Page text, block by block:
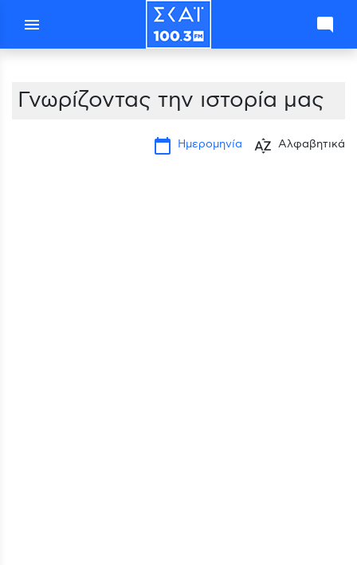
menu mode_comment
Γνωρίζοντας την ιστορία μας
calendar_today Ημερομηνία sort_by_alpha Αλφαβητικά